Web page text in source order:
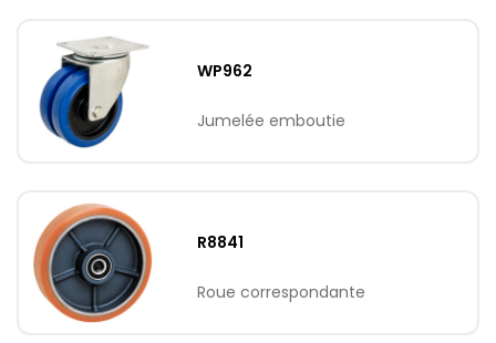
WP962
Jumelée emboutie
R8841
Roue correspondante